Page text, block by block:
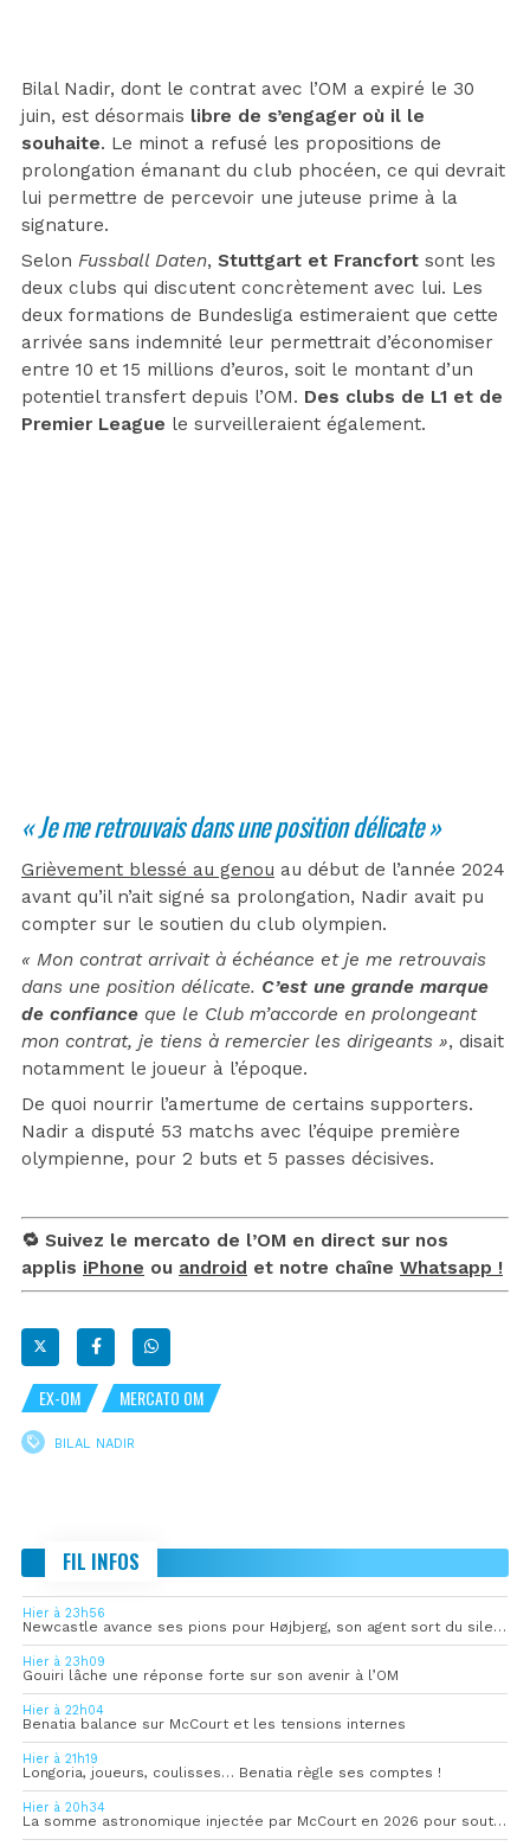
Bilal Nadir, dont le contrat avec l’OM a expiré le 30
juin, est désormais libre de s’engager où il le
souhaite. Le minot a refusé les propositions de
prolongation émanant du club phocéen, ce qui devrait
lui permettre de percevoir une juteuse prime à la
signature.
Selon Fussball Daten, Stuttgart et Francfort sont les
deux clubs qui discutent concrètement avec lui. Les
deux formations de Bundesliga estimeraient que cette
arrivée sans indemnité leur permettrait d’économiser
entre 10 et 15 millions d’euros, soit le montant d’un
potentiel transfert depuis l’OM. Des clubs de L1 et de
Premier League le surveilleraient également.
« Je me retrouvais dans une position délicate »
Grièvement blessé au genou au début de l’année 2024
avant qu’il n’ait signé sa prolongation, Nadir avait pu
compter sur le soutien du club olympien.
« Mon contrat arrivait à échéance et je me retrouvais
dans une position délicate. C’est une grande marque
de confiance que le Club m’accorde en prolongeant
mon contrat, je tiens à remercier les dirigeants », disait
notamment le joueur à l’époque.
De quoi nourrir l’amertume de certains supporters.
Nadir a disputé 53 matchs avec l’équipe première
olympienne, pour 2 buts et 5 passes décisives.
🔁 Suivez le mercato de l’OM en direct sur nos
applis iPhone ou android et notre chaîne Whatsapp !
EX-OM MERCATO OM
BILAL NADIR
FIL INFOS
Hier à 23h56
Newcastle avance ses pions pour Højbjerg, son agent sort du silence
Hier à 23h09
Gouiri lâche une réponse forte sur son avenir à l’OM
Hier à 22h04
Benatia balance sur McCourt et les tensions internes
Hier à 21h19
Longoria, joueurs, coulisses… Benatia règle ses comptes !
Hier à 20h34
La somme astronomique injectée par McCourt en 2026 pour soutenir l’OM